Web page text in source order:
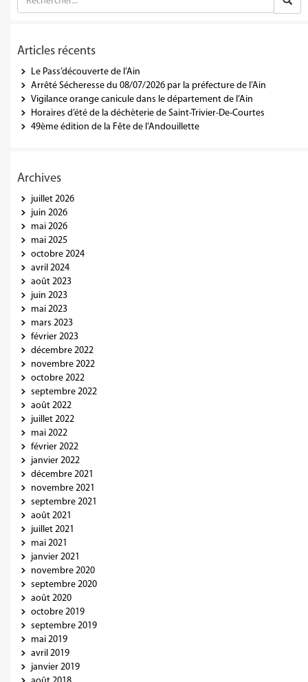
Articles récents
Le Pass’découverte de l’Ain
Arrêté Sécheresse du 08/07/2026 par la préfecture de l’Ain
Vigilance orange canicule dans le département de l’Ain
Horaires d’été de la déchèterie de Saint-Trivier-De-Courtes
49ème édition de la Fête de l’Andouillette
Archives
juillet 2026
juin 2026
mai 2026
mai 2025
octobre 2024
avril 2024
août 2023
juin 2023
mai 2023
mars 2023
février 2023
décembre 2022
novembre 2022
octobre 2022
septembre 2022
août 2022
juillet 2022
mai 2022
février 2022
janvier 2022
décembre 2021
novembre 2021
septembre 2021
août 2021
juillet 2021
mai 2021
janvier 2021
novembre 2020
septembre 2020
août 2020
octobre 2019
septembre 2019
mai 2019
avril 2019
janvier 2019